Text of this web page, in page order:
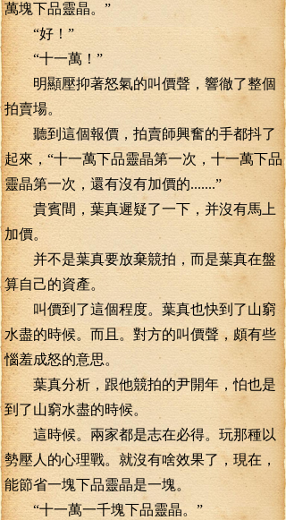
萬塊下品靈晶。”
“好！”
“十一萬！”
明顯壓抑著怒氣的叫價聲，響徹了整個
拍賣場。
聽到這個報價，拍賣師興奮的手都抖了
起來，“十一萬下品靈晶第一次，十一萬下品
靈晶第一次，還有沒有加價的.......”
貴賓間，葉真遲疑了一下，并沒有馬上
加價。
并不是葉真要放棄競拍，而是葉真在盤
算自己的資產。
叫價到了這個程度。葉真也快到了山窮
水盡的時候。而且。對方的叫價聲，頗有些
惱羞成怒的意思。
葉真分析，跟他競拍的尹開年，怕也是
到了山窮水盡的時候。
這時候。兩家都是志在必得。玩那種以
勢壓人的心理戰。就沒有啥效果了，現在，
能節省一塊下品靈晶是一塊。
“十一萬一千塊下品靈晶。”